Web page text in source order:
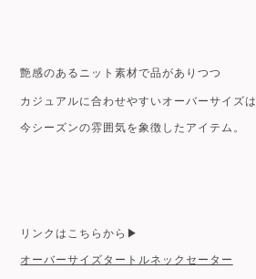
艶感のあるニット素材で品がありつつ
カジュアルに合わせやすいオーバーサイズは
今シーズンの雰囲気を象徴したアイテム。
リンクはこちらから▶︎
オーバーサイズタートルネックセーター